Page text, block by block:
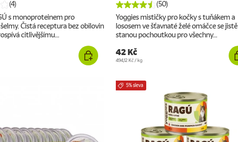
(4)
s monoproteinem pro
Čistá receptura bez obilovin
citlivějšímu...
(50)
Yoggies mističky pro kočky s tuňákem a
lososem ve šťavnaté želé omáčce se jistě
stanou pochoutkou pro všechny...
42 Kč
Cena za jednotku
494,12 Kč/ kg
5% sleva